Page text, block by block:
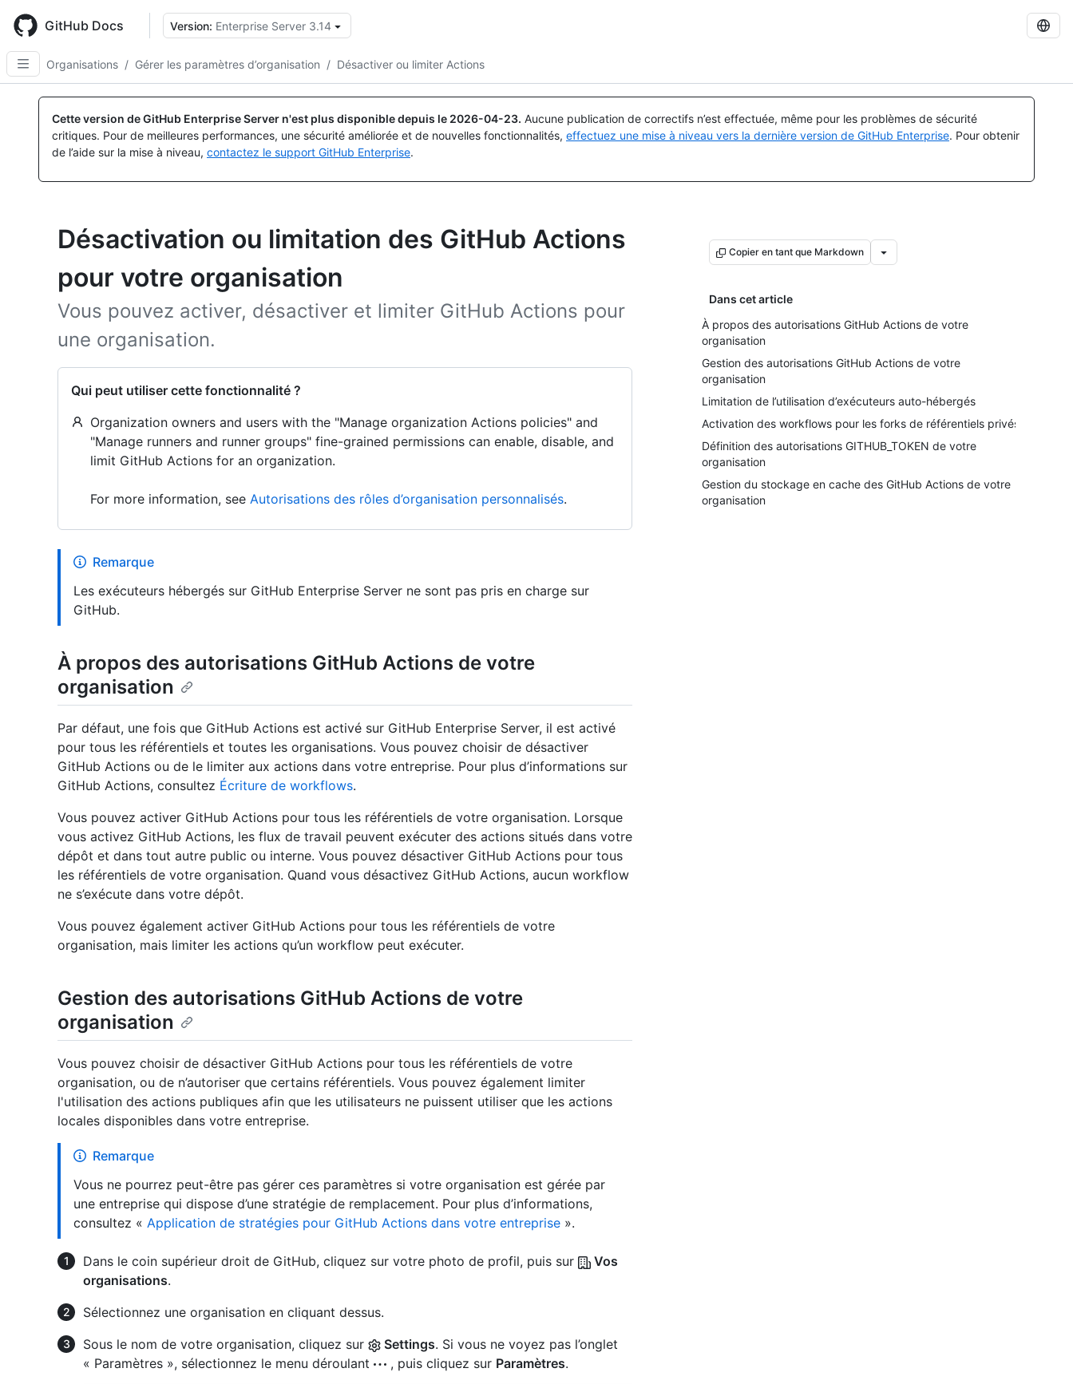
main
content
GitHub Docs Version: Enterprise Server 3.14
Organisations / Gérer les paramètres d’organisation / Désactiver ou limiter Actions
Cette version de GitHub Enterprise Server n'est plus disponible depuis le 2026-04-23. Aucune publication de correctifs n’est effectuée, même pour les problèmes de sécurité
critiques. Pour de meilleures performances, une sécurité améliorée et de nouvelles fonctionnalités, effectuez une mise à niveau vers la dernière version de GitHub Enterprise. Pour obtenir
de l’aide sur la mise à niveau, contactez le support GitHub Enterprise.
Désactivation ou limitation des GitHub Actions
pour votre organisation
Vous pouvez activer, désactiver et limiter GitHub Actions pour
une organisation.
Qui peut utiliser cette fonctionnalité ?
Organization owners and users with the "Manage organization Actions policies" and
"Manage runners and runner groups" fine-grained permissions can enable, disable, and
limit GitHub Actions for an organization.
For more information, see Autorisations des rôles d’organisation personnalisés.
Copier en tant que Markdown
Dans cet article
À propos des autorisations GitHub Actions de votre
organisation
Gestion des autorisations GitHub Actions de votre
organisation
Limitation de l’utilisation d’exécuteurs auto-hébergés
Activation des workflows pour les forks de référentiels privés
Définition des autorisations GITHUB_TOKEN de votre
organisation
Gestion du stockage en cache des GitHub Actions de votre
organisation
Remarque
Les exécuteurs hébergés sur GitHub Enterprise Server ne sont pas pris en charge sur
GitHub.
À propos des autorisations GitHub Actions de votre
organisation
Par défaut, une fois que GitHub Actions est activé sur GitHub Enterprise Server, il est activé
pour tous les référentiels et toutes les organisations. Vous pouvez choisir de désactiver
GitHub Actions ou de le limiter aux actions dans votre entreprise. Pour plus d’informations sur
GitHub Actions, consultez Écriture de workflows.
Vous pouvez activer GitHub Actions pour tous les référentiels de votre organisation. Lorsque
vous activez GitHub Actions, les flux de travail peuvent exécuter des actions situés dans votre
dépôt et dans tout autre public ou interne. Vous pouvez désactiver GitHub Actions pour tous
les référentiels de votre organisation. Quand vous désactivez GitHub Actions, aucun workflow
ne s’exécute dans votre dépôt.
Vous pouvez également activer GitHub Actions pour tous les référentiels de votre
organisation, mais limiter les actions qu’un workflow peut exécuter.
Gestion des autorisations GitHub Actions de votre
organisation
Vous pouvez choisir de désactiver GitHub Actions pour tous les référentiels de votre
organisation, ou de n’autoriser que certains référentiels. Vous pouvez également limiter
l'utilisation des actions publiques afin que les utilisateurs ne puissent utiliser que les actions
locales disponibles dans votre entreprise.
Remarque
Vous ne pourrez peut-être pas gérer ces paramètres si votre organisation est gérée par
une entreprise qui dispose d’une stratégie de remplacement. Pour plus d’informations,
consultez « Application de stratégies pour GitHub Actions dans votre entreprise ».
Dans le coin supérieur droit de GitHub, cliquez sur votre photo de profil, puis sur
Vos
organisations.
Sélectionnez une organisation en cliquant dessus.
Sous le nom de votre organisation, cliquez sur
Settings. Si vous ne voyez pas l’onglet
« Paramètres », sélectionnez le menu déroulant
, puis cliquez sur Paramètres.